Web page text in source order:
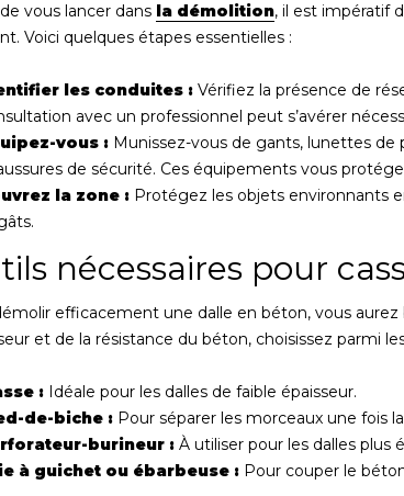
vous lancer dans la démolition, il est impératif
Voici quelques étapes essentielles :
les conduites : Vérifiez la présence de
avec un professionnel peut s’avérer
vous : Munissez-vous de gants, lunettes
de sécurité. Ces équipements vous
la zone : Protégez les objets environnants
nécessaires pour
efficacement une dalle en béton, vous
et de la résistance du béton, choisissez parmi
: Idéale pour les dalles de faible épaisseur.
de-biche : Pour séparer les morceaux une fois
burineur : À utiliser pour les dalles plus
à guichet ou ébarbeuse : Pour couper le